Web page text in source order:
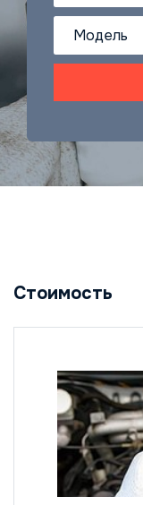
Модель
Стоимость